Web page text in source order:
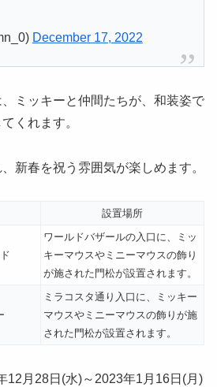
December 17, 2022
ミッキーと仲間たちが、和装姿で
くれます。
新春を祝う雰囲気が楽しめます。
設置場所
ワールドバザールの入口に、ミッ
キーマウスやミニーマウスの飾り
が施された門松が設置されます。
ミラコスタ通り入口に、ミッキー
マウスやミニーマウスの飾りが施
された門松が設置されます。
月28日(水)～2023年1月16日(月)